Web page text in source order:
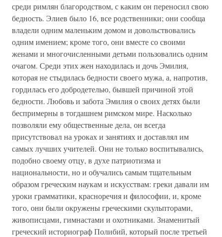
среди римлян благородством, с каким он переносил свою
бедность. Элиев было 16, все родственники; они сообща
владели одним маленьким домом и довольствовались
одним имением; кроме того, они вместе со своими
женами и многочисленными детьми пользовались одним
очагом. Среди этих жен находилась и дочь Эмилия,
которая не стыдилась бедности своего мужа, а, напротив,
гордилась его добродетелью, бывшей причиной этой
бедности. Любовь и забота Эмилия о своих детях были
беспримерны в тогдашнем римском мире. Насколько
позволяли ему общественные дела, он всегда
присутствовал на уроках и занятиях и доставлял им
самых лучших учителей. Они не только воспитывались,
подобно своему отцу, в духе патриотизма и
национальности, но и обучались самым тщательным
образом греческим наукам и искусствам: греки давали им
уроки грамматики, красноречия и философии, и, кроме
того, они были окружены греческими скульпторами,
живописцами, гимнастами и охотниками. Знаменитый
греческий историограф Полибий, который после третьей